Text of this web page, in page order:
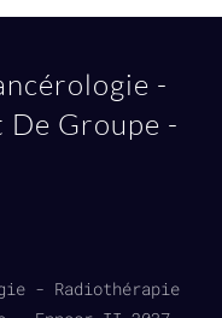
-
De Groupe -
- Radiothérapie